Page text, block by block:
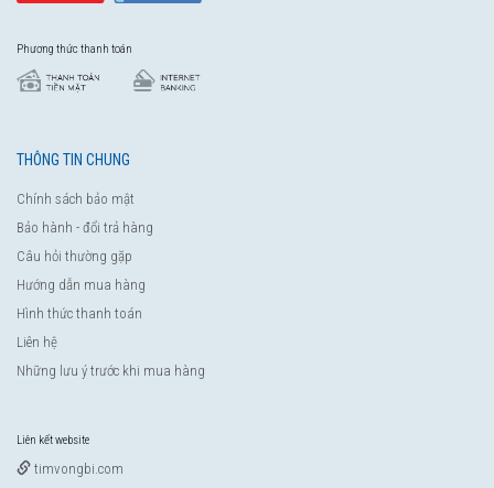
Phương thức thanh toán
THÔNG TIN CHUNG
Chính sách bảo mật
Bảo hành - đổi trả hàng
Câu hỏi thường gặp
Hướng dẫn mua hàng
Hình thức thanh toán
Liên hệ
Những lưu ý trước khi mua hàng
Liên kết website
timvongbi.com